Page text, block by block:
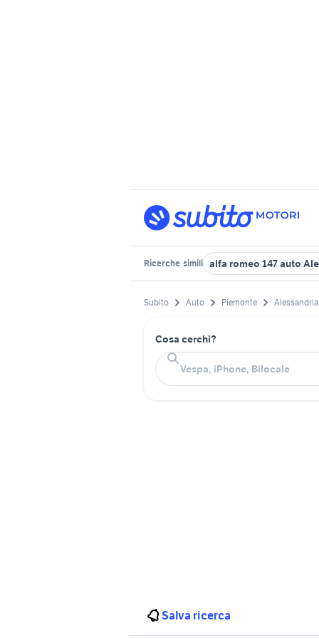
Ricerche simili alfa romeo 147 auto
Subito Auto Piemonte
Cosa cerchi?
Salva ricerca